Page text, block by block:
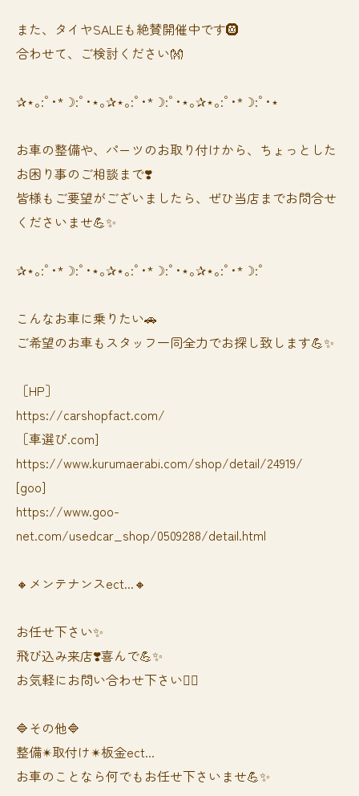
また、タイヤSALEも絶賛開催中です🛞
合わせて、ご検討ください👐
✰⋆｡:ﾟ･*☽:ﾟ･⋆｡✰⋆｡:ﾟ･*☽:ﾟ･⋆｡✰⋆｡:ﾟ･*☽:ﾟ･⋆
お車の整備や、パーツのお取り付けから、ちょっとした
お困り事のご相談まで❣️
皆様もご要望がございましたら、ぜひ当店までお問合せ
くださいませ💪✨
✰⋆｡:ﾟ･*☽:ﾟ･⋆｡✰⋆｡:ﾟ･*☽:ﾟ･⋆｡✰⋆｡:ﾟ･*☽:ﾟ
⁡⁡⁡こんなお車に乗りたい🚗
ご希望のお車もスタッフ一同全力でお探し致します💪✨
［HP］
https://carshopfact.com/
［車選び.com]
https://www.kurumaerabi.com/shop/detail/24919/
[goo]
https://www.goo-
net.com/usedcar_shop/0509288/detail.html
🔸メンテナンスect...🔸
お任せ下さい✨
飛び込み来店❣️喜んで💪✨
お気軽にお問い合わせ下さい🙆‍♀️
🔷その他🔷
整備✴︎取付け✴︎板金ect...
お車のことなら何でもお任せ下さいませ💪✨